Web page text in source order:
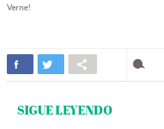
Verne!
SIGUE LEYENDO